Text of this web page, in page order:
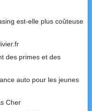
est-elle plus coûteuse
des primes et des
auto pour les jeunes
Cher